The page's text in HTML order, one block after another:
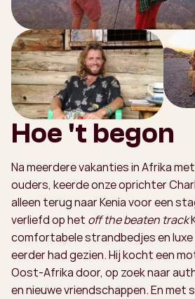
Hoe 't begon
Na meerdere vakanties in Afrika
ouders, keerde onze oprichter
alleen terug naar Kenia voor een
verliefd op het off the beaten track
comfortabele strandbedjes en luxe
eerder had gezien. Hij kocht een
Oost-Afrika door, op zoek naar
en nieuwe vriendschappen. En met